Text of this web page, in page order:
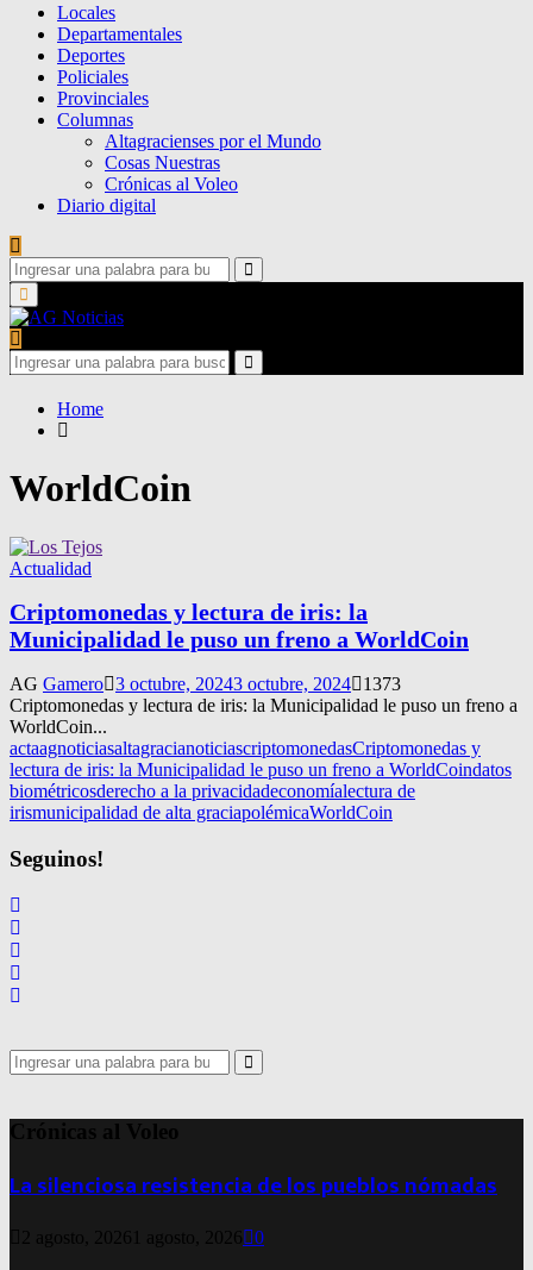
Locales
Departamentales
Deportes
Policiales
Provinciales
Columnas
Altagracienses por el Mundo
Cosas Nuestras
Crónicas al Voleo
Diario digital
Search
for:
Search
Primary
Menu
Search
for:
Search
Home
WorldCoin
Actualidad
Criptomonedas y lectura de iris: la
Municipalidad le puso un freno a WorldCoin
AG Gamero 3 octubre, 20243 octubre, 2024
1373
Criptomonedas y lectura de iris: la Municipalidad le puso un freno a
WorldCoin...
actaagnoticiasaltagracianoticiascriptomonedasCriptomonedas y
lectura de iris: la Municipalidad le puso un freno a WorldCoindatos
biométricosderecho a la privacidadeconomíalectura de
irismunicipalidad de alta graciapolémicaWorldCoin
Seguinos!
Search
for:
Search
Crónicas al Voleo
La silenciosa resistencia de los pueblos nómadas
2 agosto, 2026 1 agosto, 2026 0